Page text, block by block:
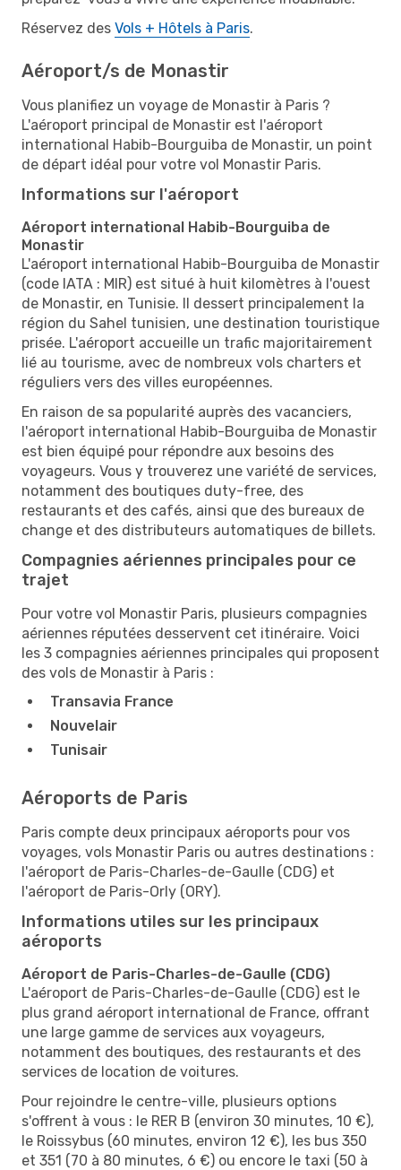
Réservez des Vols + Hôtels à Paris.
Aéroport/s de Monastir
Vous planifiez un voyage de Monastir à Paris ?
L'aéroport principal de Monastir est l'aéroport
international Habib-Bourguiba de Monastir, un point
de départ idéal pour votre vol Monastir Paris.
Informations sur l'aéroport
Aéroport international Habib-Bourguiba de
Monastir
L'aéroport international Habib-Bourguiba de Monastir
(code IATA : MIR) est situé à huit kilomètres à l'ouest
de Monastir, en Tunisie. Il dessert principalement la
région du Sahel tunisien, une destination touristique
prisée. L'aéroport accueille un trafic majoritairement
lié au tourisme, avec de nombreux vols charters et
réguliers vers des villes européennes.
En raison de sa popularité auprès des vacanciers,
l'aéroport international Habib-Bourguiba de Monastir
est bien équipé pour répondre aux besoins des
voyageurs. Vous y trouverez une variété de services,
notamment des boutiques duty-free, des
restaurants et des cafés, ainsi que des bureaux de
change et des distributeurs automatiques de billets.
Compagnies aériennes principales pour ce
trajet
Pour votre vol Monastir Paris, plusieurs compagnies
aériennes réputées desservent cet itinéraire. Voici
les 3 compagnies aériennes principales qui proposent
des vols de Monastir à Paris :
Transavia France
Nouvelair
Tunisair
Aéroports de Paris
Paris compte deux principaux aéroports pour vos
voyages, vols Monastir Paris ou autres destinations :
l'aéroport de Paris-Charles-de-Gaulle (CDG) et
l'aéroport de Paris-Orly (ORY).
Informations utiles sur les principaux
aéroports
Aéroport de Paris-Charles-de-Gaulle (CDG)
L'aéroport de Paris-Charles-de-Gaulle (CDG) est le
plus grand aéroport international de France, offrant
une large gamme de services aux voyageurs,
notamment des boutiques, des restaurants et des
services de location de voitures.
Pour rejoindre le centre-ville, plusieurs options
s'offrent à vous : le RER B (environ 30 minutes, 10 €),
le Roissybus (60 minutes, environ 12 €), les bus 350
et 351 (70 à 80 minutes, 6 €) ou encore le taxi (50 à